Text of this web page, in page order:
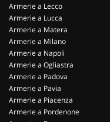
Armerie a Lecco
Armerie a Lucca
Armerie a Matera
Armerie a Milano
Armerie a Napoli
Armerie a Ogliastra
Armerie a Padova
Armerie a Pavia
Armerie a Piacenza
Armerie a Pordenone